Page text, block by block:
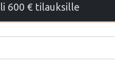
600 € tilauksille